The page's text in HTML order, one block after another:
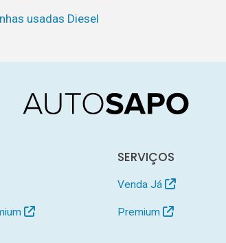
usadas Diesel
SERVIÇOS
Venda Já
Premium